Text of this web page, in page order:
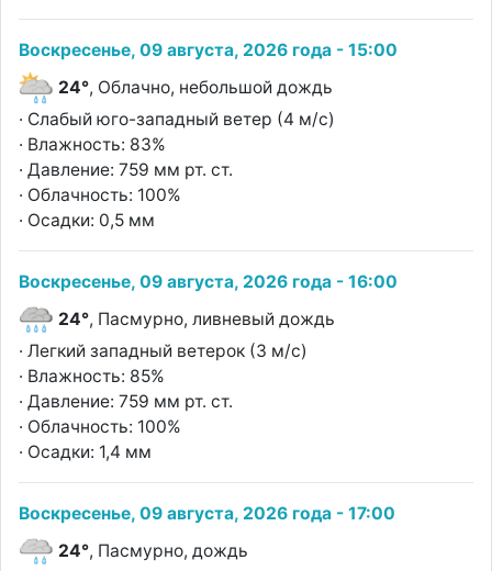
Воскресенье, 09 августа, 2026 года - 15:00
24°, Облачно, небольшой дождь
· Слабый юго-западный ветер (4 м/с)
· Влажность: 83%
· Давление: 759 мм рт. ст.
· Облачность: 100%
· Осадки: 0,5 мм
Воскресенье, 09 августа, 2026 года - 16:00
24°, Пасмурно, ливневый дождь
· Легкий западный ветерок (3 м/с)
· Влажность: 85%
· Давление: 759 мм рт. ст.
· Облачность: 100%
· Осадки: 1,4 мм
Воскресенье, 09 августа, 2026 года - 17:00
24°, Пасмурно, дождь